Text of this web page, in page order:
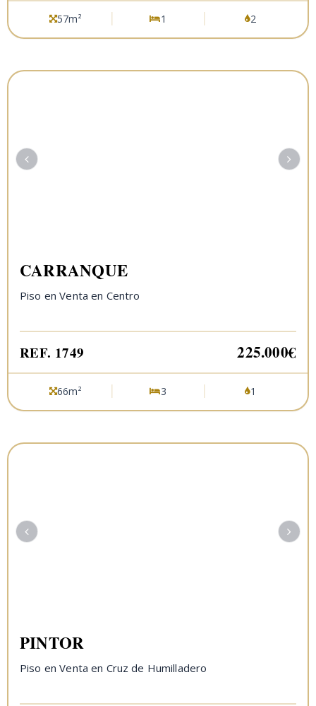
57m² 1 2
CARRANQUE
Piso en Venta en Centro
REF. 1749 225.000€
66m² 3 1
PINTOR
Piso en Venta en Cruz de Humilladero